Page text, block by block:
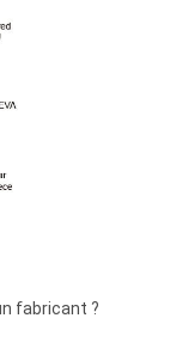
fabricant ?